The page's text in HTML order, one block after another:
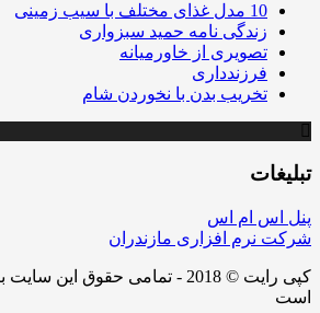
10 مدل غذای مختلف با سیب زمینی
زندگی نامه حمید سبزواری
تصویری از خاورمیانه
فرزندداری
تخریب بدن با نخوردن شام
تبلیغات
پنل اس ام اس
شرکت نرم افزاری مازندران
کپی رایت © 2018 - تمامی حقوق
است